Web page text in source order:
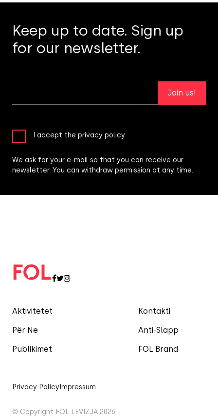
Aktivitetet
Për Ne
Publikimet
Kontakti
Anti-Slapp
FOL Brand
© Copyright FOL LËVIZJA 2026
Privacy Policy Impressum
Keep up to date. Sign up
for our newsletter.
Join us!
I accept the privacy policy
We ask for your e-mail so that you can receive our
newsletter. You can withdraw permission at any time.